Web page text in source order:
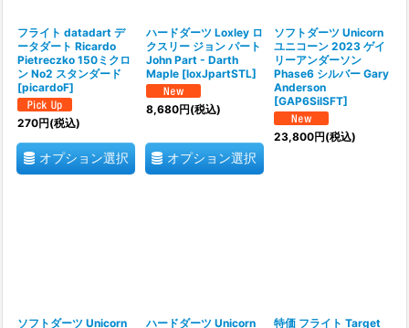
フライト datadart デ
ータダート Ricardo
Pietreczko 150ミクロ
ン No2 スタンダード
[picardoF]
270円(税込)
オプション選択
ハードダーツ Loxley ロ
クスリー ジョン パート
John Part - Darth
Maple [loxJpartSTL]
8,680円(税込)
オプション選択
ソフトダーツ Unicorn
ユニコーン 2023 ゲイ
リーアンダーソン
Phase6 シルバー Gary
Anderson
[GAP6SilSFT]
23,800円(税込)
ソフトダーツ Unicorn
ハードダーツ Unicorn
特価 フライト Target